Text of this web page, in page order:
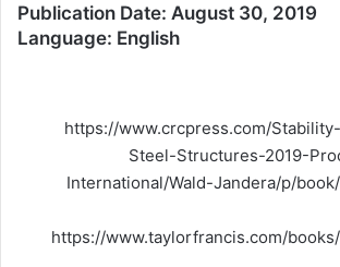
Publication Date: August 30, 2019
Language: English
https://www.crcpress.com/
Steel-Structures-2019-
International/Wald-Jandera/p/
https://www.taylorfrancis.com/